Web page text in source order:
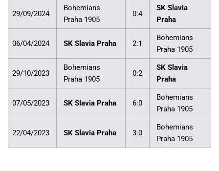
29/09/2024
Bohemians
Praha 1905
0:4
SK Slavia
Praha
06/04/2024 SK Slavia Praha 2:1
Bohemians
Praha 1905
29/10/2023
Bohemians
Praha 1905
0:2
SK Slavia
Praha
07/05/2023 SK Slavia Praha 6:0
Bohemians
Praha 1905
22/04/2023 SK Slavia Praha 3:0
Bohemians
Praha 1905